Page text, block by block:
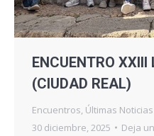
ENCUENTRO
(CIUDAD REAL)
Encuentros, Últimas Noticias
30 diciembre, 2025
Deja